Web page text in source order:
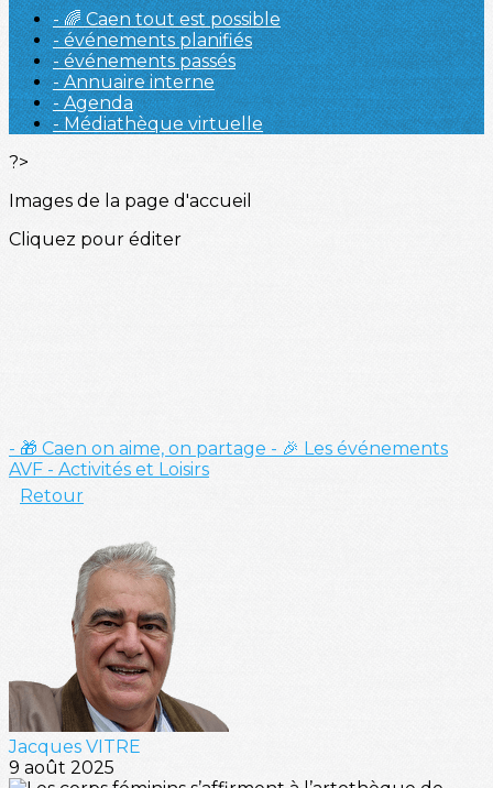
- 🌈 Caen tout est possible
- événements planifiés
- événements passés
- Annuaire interne
- Agenda
- Médiathèque virtuelle
?>
Images de la page d'accueil
Cliquez pour éditer
- 🎁 Caen on aime, on partage - 🎉 Les événements
AVF - Activités et Loisirs
Retour
Jacques VITRE
9 août 2025